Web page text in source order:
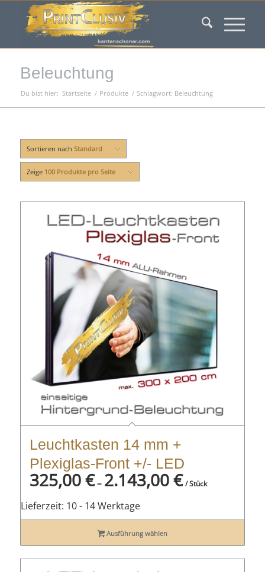
Beleuchtung
Du bist hier: Startseite / Produkte / Schlagwort: Beleuchtung
Sortieren nach Standard
Zeige 100 Produkte pro Seite
Leuchtkasten 14 mm +
Plexiglas-Front +/- LED
325,00€– 2.143,00€ / Stück
Lieferzeit: 10 - 14 Werktage
Ausführung wählen